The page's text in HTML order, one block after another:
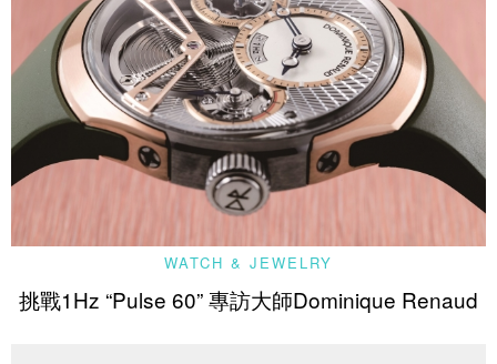
WATCH & JEWELRY
挑戰1Hz “Pulse 60” 專訪大師Dominique Renaud